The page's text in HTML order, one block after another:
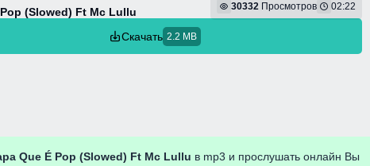
(Slowed) Ft Mc Lullu
30332 Просмотров 02:22
Скачать 2.2 MB
Que É Pop (Slowed) Ft Mc Lullu в mp3 и прослушать онлайн Вы